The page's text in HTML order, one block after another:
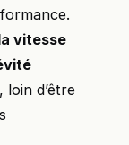
vitesse
d’être